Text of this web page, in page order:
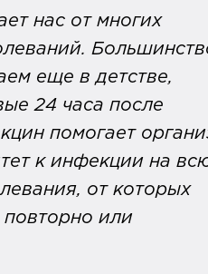
нас от многих
еще в детстве,
24 часа после
помогает
к инфекции на
от которых
или